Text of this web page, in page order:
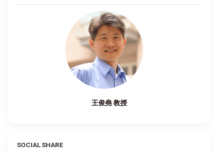
王俊堯 教授
SOCIAL SHARE